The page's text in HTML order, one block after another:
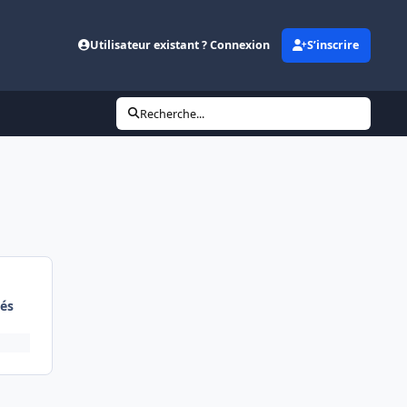
Utilisateur existant ? Connexion S’inscrire
Recherche...